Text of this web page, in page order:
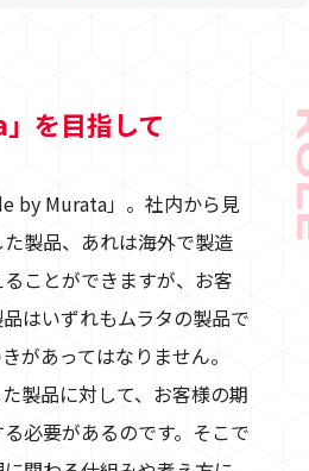
を目指して
by Murata」。社内から見
製品、あれは海外で製造
ことができますが、お客
はいずれもムラタの製品で
があってはなりません。
製品に対して、お客様の期
必要があるのです。そこで